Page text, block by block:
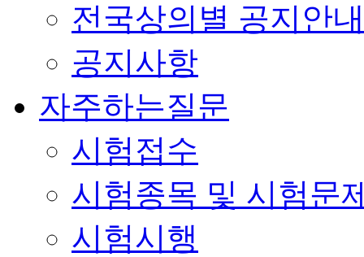
전국상의별 공지안내
공지사항
자주하는질문
시험접수
시험종목 및 시험문
시험시행